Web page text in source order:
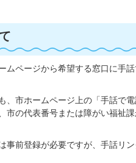
ムページから希望する窓口に手
、市ホームページ上の「手話で
市の代表番号または障がい福祉
事前登録が必要ですが、手話リ